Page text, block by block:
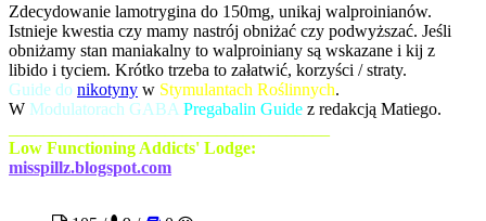
Zdecydowanie lamotrygina do 150mg, unikaj walproinianów.
Istnieje kwestia czy mamy nastrój obniżać czy podwyższać. Jeśli
obniżamy stan maniakalny to walproiniany są wskazane i kij z
libido i tyciem. Krótko trzeba to załatwić, korzyści / straty.
Guide do nikotyny w Stymulantach Roślinnych.
W Modulatorach GABA Pregabalin Guide z redakcją Matiego.
Low Functioning Addicts' Lodge:
misspillz.blogspot.com